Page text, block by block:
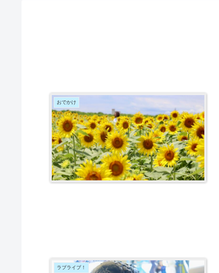
おでかけ
ラブライブ！